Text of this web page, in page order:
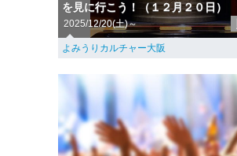
を見に行こう！（１２月２０日）
2025/12/20(土)～
よみうりカルチャー大阪